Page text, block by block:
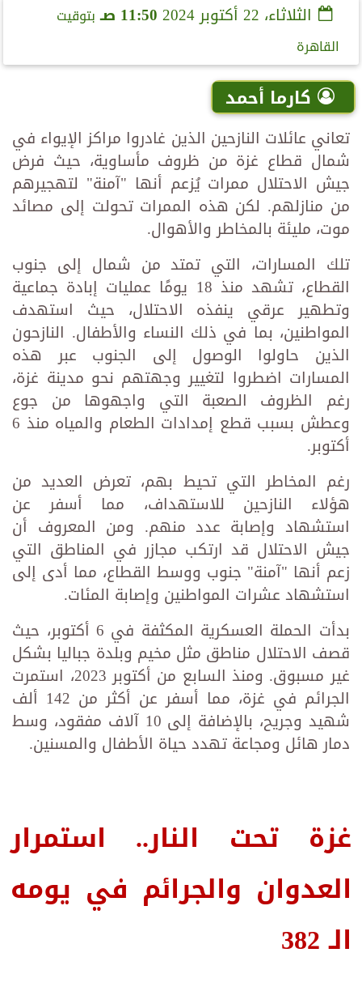
الثلاثاء، 22 أكتوبر 2024 11:50 صـ
بتوقيت
القاهرة
كارما أحمد
تعاني عائلات النازحين الذين غادروا مراكز الإيواء في
شمال قطاع غزة من ظروف مأساوية، حيث فرض
جيش الاحتلال ممرات يُزعم أنها "آمنة" لتهجيرهم
من منازلهم. لكن هذه الممرات تحولت إلى مصائد
موت، مليئة بالمخاطر والأهوال.
تلك المسارات، التي تمتد من شمال إلى جنوب
القطاع، تشهد منذ 18 يومًا عمليات إبادة جماعية
وتطهير عرقي ينفذه الاحتلال، حيث استهدف
المواطنين، بما في ذلك النساء والأطفال. النازحون
الذين حاولوا الوصول إلى الجنوب عبر هذه
المسارات اضطروا لتغيير وجهتهم نحو مدينة غزة،
رغم الظروف الصعبة التي واجهوها من جوع
وعطش بسبب قطع إمدادات الطعام والمياه منذ 6
أكتوبر.
رغم المخاطر التي تحيط بهم، تعرض العديد من
هؤلاء النازحين للاستهداف، مما أسفر عن
استشهاد وإصابة عدد منهم. ومن المعروف أن
جيش الاحتلال قد ارتكب مجازر في المناطق التي
زعم أنها "آمنة" جنوب ووسط القطاع، مما أدى إلى
استشهاد عشرات المواطنين وإصابة المئات.
بدأت الحملة العسكرية المكثفة في 6 أكتوبر، حيث
قصف الاحتلال مناطق مثل مخيم وبلدة جباليا بشكل
غير مسبوق. ومنذ السابع من أكتوبر 2023، استمرت
الجرائم في غزة، مما أسفر عن أكثر من 142 ألف
شهيد وجريح، بالإضافة إلى 10 آلاف مفقود، وسط
دمار هائل ومجاعة تهدد حياة الأطفال والمسنين.
غزة تحت النار.. استمرار
العدوان والجرائم في يومه
الـ 382